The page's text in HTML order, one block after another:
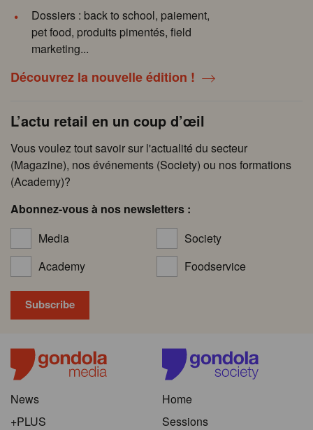
Dossiers : back to school, paiement,
pet food, produits pimentés, field
marketing...
Découvrez la nouvelle édition !
L’actu retail en un coup d’œil
Vous voulez tout savoir sur l'actualité du secteur
(Magazine), nos événements (Society) ou nos formations
(Academy)?
Abonnez-vous à nos newsletters :
Media
Society
Academy
Foodservice
News
+PLUS
Home
Sessions